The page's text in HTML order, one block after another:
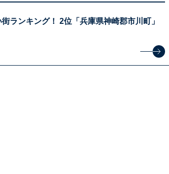
ランキング！ 2位「兵庫県神崎郡市川町」